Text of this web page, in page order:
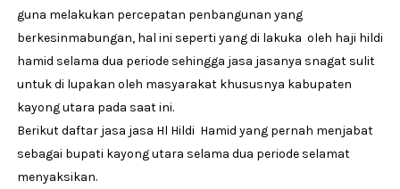
guna melakukan percepatan penbangunan yang
berkesinmabungan, hal ini seperti yang di lakuka oleh haji hildi
hamid selama dua periode sehingga jasa jasanya snagat sulit
untuk di lupakan oleh masyarakat khususnya kabupaten
kayong utara pada saat ini.
Berikut daftar jasa jasa Hl Hildi Hamid yang pernah menjabat
sebagai bupati kayong utara selama dua periode selamat
menyaksikan.